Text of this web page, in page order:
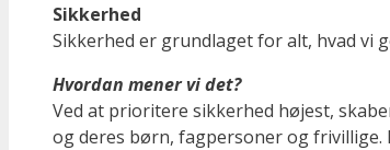
Sikkerhed
Sikkerhed er grundlaget for alt, hvad vi
Hvordan mener vi det?
Ved at prioritere sikkerhed højest,
og deres børn, fagpersoner og